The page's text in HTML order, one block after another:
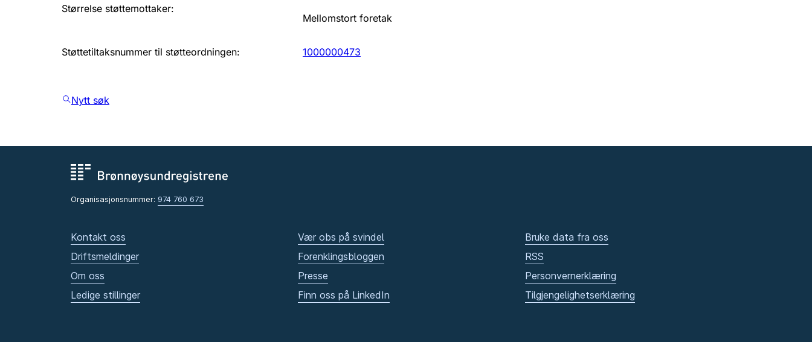
Størrelse støttemottaker:
Mellomstort foretak
Støttetiltaksnummer til støtteordningen: 1000000473
Nytt søk
Organisasjonsnummer: 974 760 673
Kontakt oss
Driftsmeldinger
Om oss
Ledige stillinger
Vær obs på svindel
Forenklingsbloggen
Presse
Finn oss på LinkedIn
Bruke data fra oss
RSS
Personvernerklæring
Tilgjengelighetserklæring